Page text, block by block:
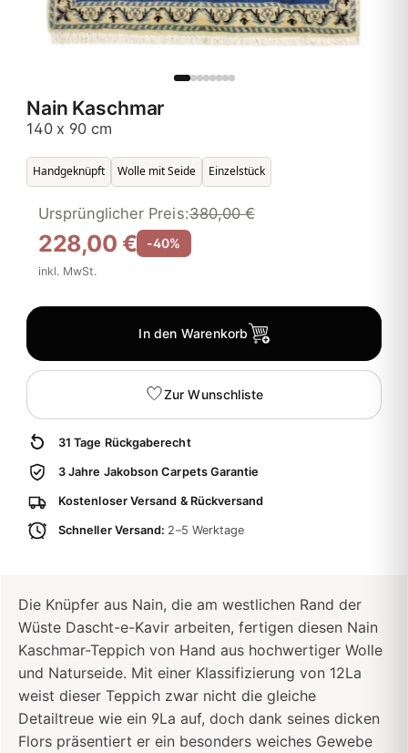
Nain Kaschmar
140 x 90 cm
Handgeknüpft Wolle mit Seide Einzelstück
228,00 €
Ursprünglicher Preis:380,00 €
-40%
inkl. MwSt.
In den Warenkorb
Zur Wunschliste
31 Tage Rückgaberecht
3 Jahre Jakobson Carpets Garantie
Kostenloser Versand & Rückversand
Schneller Versand: 2–5 Werktage
Die Knüpfer aus Nain, die am westlichen Rand der
Wüste Dascht-e-Kavir arbeiten, fertigen diesen Nain
Kaschmar-Teppich von Hand aus hochwertiger Wolle
und Naturseide. Mit einer Klassifizierung von 12La
weist dieser Teppich zwar nicht die gleiche
Detailtreue wie ein 9La auf, doch dank seines dicken
Flors präsentiert er ein besonders weiches Gewebe